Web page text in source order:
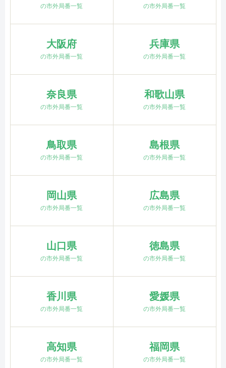
の市外局番一覧 の市外局番一覧
大阪府
の市外局番一覧
兵庫県
の市外局番一覧
奈良県
の市外局番一覧
和歌山県
の市外局番一覧
鳥取県
の市外局番一覧
島根県
の市外局番一覧
岡山県
の市外局番一覧
広島県
の市外局番一覧
山口県
の市外局番一覧
徳島県
の市外局番一覧
香川県
の市外局番一覧
愛媛県
の市外局番一覧
高知県
の市外局番一覧
福岡県
の市外局番一覧